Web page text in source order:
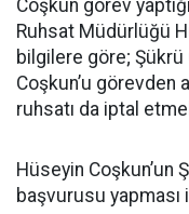
Coşkun görev
Ruhsat Müdürlüğü
bilgilere göre;
Coşkun’u görevden
ruhsatı da iptal
Hüseyin Coşkun’un
başvurusu